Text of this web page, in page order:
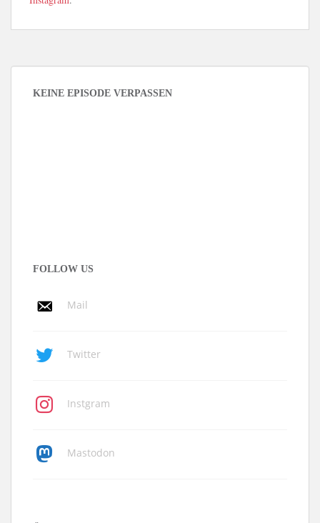
KEINE EPISODE VERPASSEN
FOLLOW US
Mail
Twitter
Instgram
Mastodon